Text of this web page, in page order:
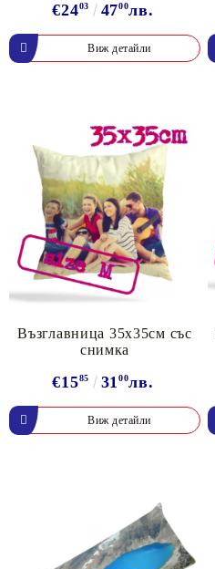
€2403 4700лв.
Виж детайли
Възглавница 35х35см със
снимка
€1585 3100лв.
Виж детайли